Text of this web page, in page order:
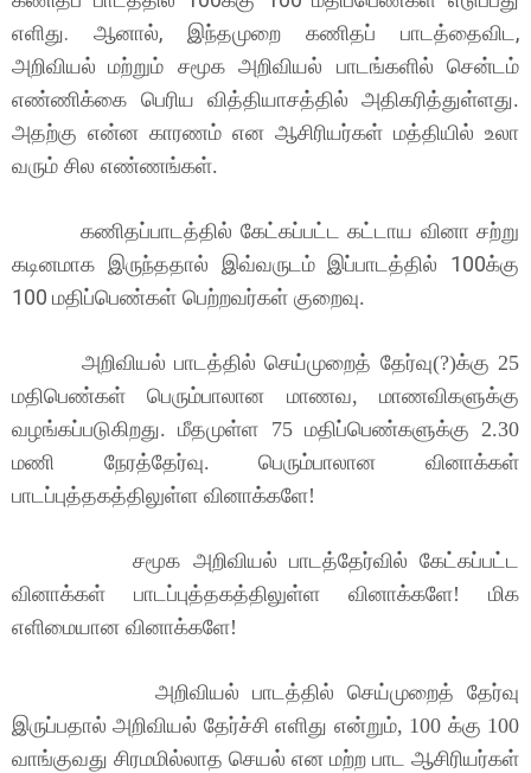
எளிது. ஆனால், இந்தமுறை கணிதப் பாடத்தைவிட,
அறிவியல் மற்றும் சமூக அறிவியல் பாடங்களில் சென்டம்
எண்ணிக்கை பெரிய வித்தியாசத்தில்
அதிகரித்துள்ளது.
அதற்கு என்ன காரணம் என ஆசிரியர்கள் மத்தியில் உலா
வரும் சில எண்ணங்கள்.
கணிதப்பாடத்தில் கேட்கப்பட்ட கட்டாய வினா சற்று
கடினமாக இருந்ததால் இவ்வருடம் இப்பாடத்தில் 100க்கு
100 மதிப்பெண்கள் பெற்றவர்கள் குறைவு.
அறிவியல் பாடத்தில் செய்முறைத் தேர்வு(?)க்கு 25
மதிபெண்கள் பெரும்பாலான மாணவ, மாணவிகளுக்கு
வழங்கப்படுகிறது. மீதமுள்ள 75 மதிப்பெண்களுக்கு 2.30
மணி நேரத்தேர்வு. பெரும்பாலான வினாக்கள்
பாடப்புத்தகத்திலுள்ள வினாக்களே!
சமூக அறிவியல் பாடத்தேர்வில் கேட்கப்பட்ட
வினாக்கள் பாடப்புத்தகத்திலுள்ள வினாக்களே! மிக
எளிமையான வினாக்களே!
அறிவியல் பாடத்தில் செய்முறைத் தேர்வு
இருப்பதால் அறிவியல் தேர்ச்சி எளிது என்றும், 100 க்கு 100
வாங்குவது சிரமமில்லாத செயல் என மற்ற பாட ஆசிரியர்கள்